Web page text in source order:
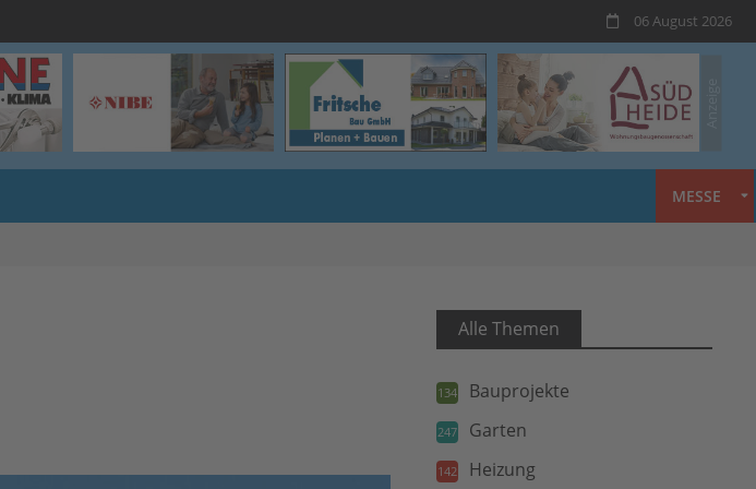
06 August 2026
MESSE
Alle Themen
134 Bauprojekte
247 Garten
142 Heizung